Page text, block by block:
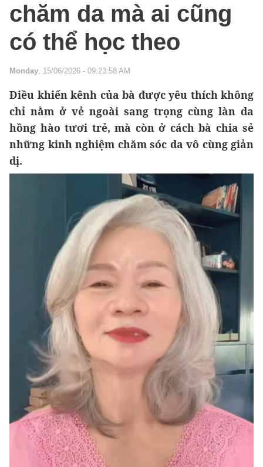
chăm da mà ai cũng
có thể học theo
Monday, 15/06/2026 - 09:23:58 AM
Điều khiến kênh của bà được yêu thích không
chỉ nằm ở vẻ ngoài sang trọng cùng làn da
hồng hào tươi trẻ, mà còn ở cách bà chia sẻ
những kinh nghiệm chăm sóc da vô cùng giản
dị.